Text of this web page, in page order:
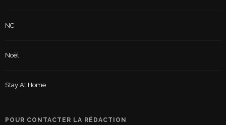
NC
Noël
Stay At Home
POUR CONTACTER LA RÉDACTION